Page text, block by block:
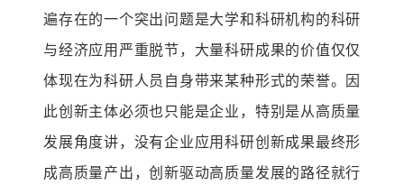
遍存在的一个突出问题是大学和科研机构的科研
与经济应用严重脱节，大量科研成果的价值仅仅
体现在为科研人员自身带来某种形式的荣誉。因
此创新主体必须也只能是企业，特别是从高质量
发展角度讲，没有企业应用科研创新成果最终形
成高质量产出，创新驱动高质量发展的路径就行